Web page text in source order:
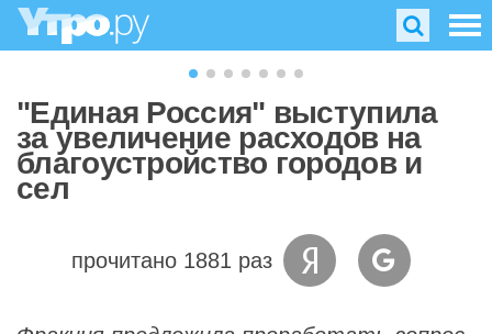
"Единая Россия" выступила
за увеличение расходов на
благоустройство городов и
сел
прочитано 1881 раз